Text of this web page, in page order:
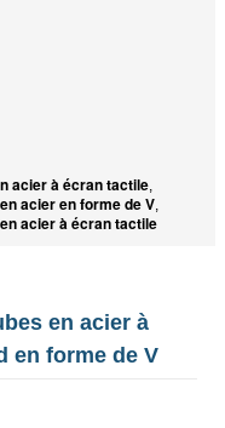
acier à écran tactile,
acier en forme de V,
acier à écran tactile
en acier à
en forme de V